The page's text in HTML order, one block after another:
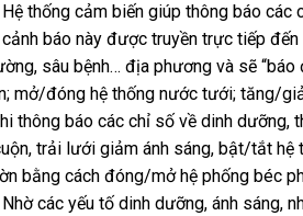
thống cảm biến giúp thông báo các
báo này được truyền trực tiếp đến
sâu bệnh… địa phương và sẽ “báo
mở/đóng hệ thống nước tưới; tăng/
thông báo các chỉ số về dinh dưỡng,
trải lưới giảm ánh sáng, bật/tắt hệ
bằng cách đóng/mở hệ phống béc
các yếu tố dinh dưỡng, ánh sáng,